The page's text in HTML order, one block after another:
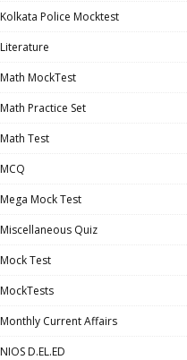
Kolkata Police Mocktest
Literature
Math MockTest
Math Practice Set
Math Test
MCQ
Mega Mock Test
Miscellaneous Quiz
Mock Test
MockTests
Monthly Current Affairs
NIOS D.EL.ED